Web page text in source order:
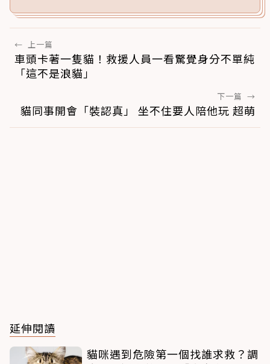
← 上一篇
車頭卡著一隻貓！救援人員一看驚覺身分不單純
「這不是浪貓」
下一篇 →
貓同事開會「裝認真」 坐不住要人陪他玩 超萌
延伸閱讀
貓咪遇到危險第一個找誰求救？調